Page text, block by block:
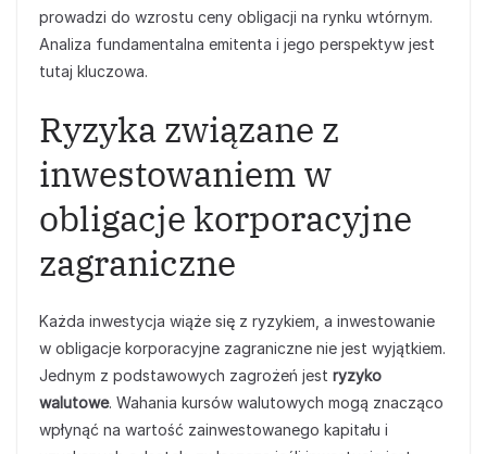
prowadzi do wzrostu ceny obligacji na rynku wtórnym.
Analiza fundamentalna emitenta i jego perspektyw jest
tutaj kluczowa.
Ryzyka związane z
inwestowaniem w
obligacje korporacyjne
zagraniczne
Każda inwestycja wiąże się z ryzykiem, a inwestowanie
w obligacje korporacyjne zagraniczne nie jest wyjątkiem.
Jednym z podstawowych zagrożeń jest ryzyko
walutowe. Wahania kursów walutowych mogą znacząco
wpłynąć na wartość zainwestowanego kapitału i